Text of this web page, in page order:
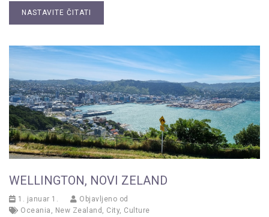
NASTAVITE ČITATI
WELLINGTON, NOVI ZELAND
1. januar 1.
Objavljeno od
Oceania , New Zealand , City, Culture